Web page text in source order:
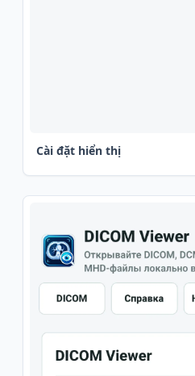
Cài đặt hiển thị